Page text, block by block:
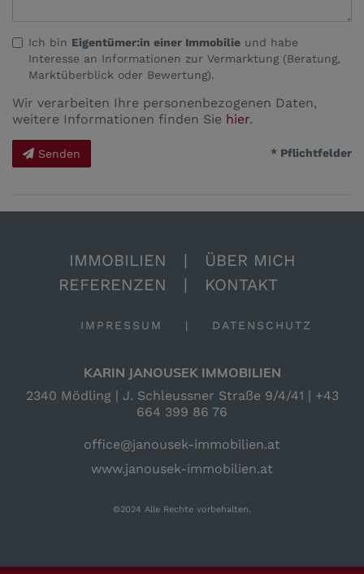
Ich bin Eigentümer:in einer Immobilie und habe
Interesse an Informationen zur Vermarktung (Beratung,
Marktüberblick oder Bewertung).
Wir verarbeiten Ihre personenbezogenen Daten,
weitere Informationen finden Sie hier.
Senden * Pflichtfelder
IMMOBILIEN |
ÜBER MICH
REFERENZEN | KONTAKT
IMPRESSUM | DATENSCHUTZ
KARIN JANOUSEK IMMOBILIEN
2340 Mödling | J. Schleussner Straße 9/4/41 | +43
664 399 86 76
office@janousek-immobilien.at
www.janousek-immobilien.at
©2024 Alle Rechte vorbehalten.